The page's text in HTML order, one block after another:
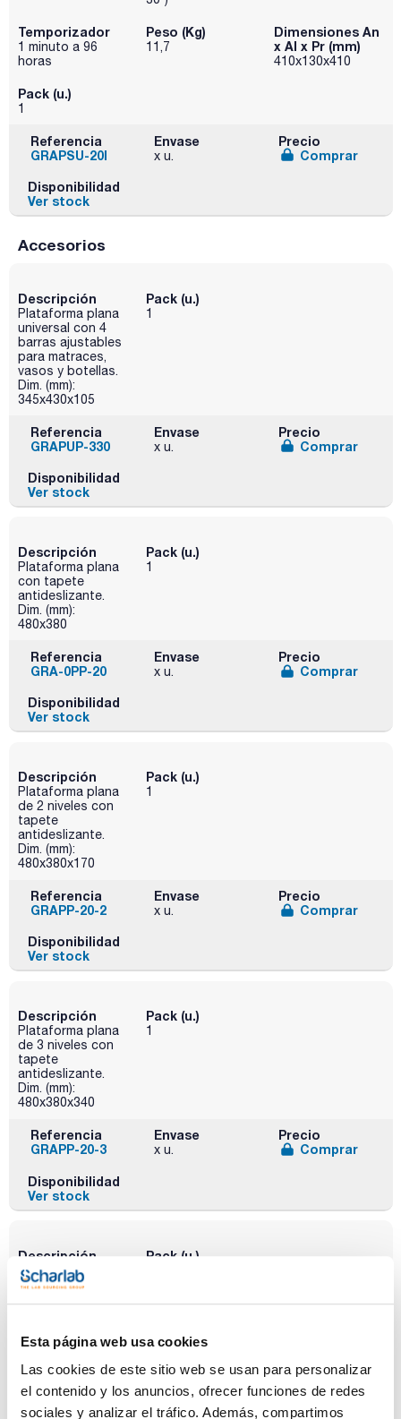
Esta página web usa cookies
Las cookies de este sitio web se usan para personalizar
el contenido y los anuncios, ofrecer funciones de redes
sociales y analizar el tráfico. Además, compartimos
Temporizador
1 minuto a 96
horas
Peso (Kg)
11,7
Dimensiones An
x Al x Pr (mm)
410x130x410
Pack (u.)
1
Referencia
GRAPSU-20I
Envase
x u.
Precio
Comprar
Disponibilidad
Ver stock
Accesorios
Descripción
Plataforma plana
universal con 4
barras ajustables
para matraces,
vasos y botellas.
Dim. (mm):
345x430x105
Pack (u.)
1
Referencia
GRAPUP-330
Envase
x u.
Precio
Comprar
Disponibilidad
Ver stock
Descripción
Plataforma plana
con tapete
antideslizante.
Dim. (mm):
480x380
Pack (u.)
1
Referencia
GRA-0PP-20
Envase
x u.
Precio
Comprar
Disponibilidad
Ver stock
Descripción
Plataforma plana
de 2 niveles con
tapete
antideslizante.
Dim. (mm):
480x380x170
Pack (u.)
1
Referencia
GRAPP-20-2
Envase
x u.
Precio
Comprar
Disponibilidad
Ver stock
Descripción
Plataforma plana
de 3 niveles con
tapete
antideslizante.
Dim. (mm):
480x380x340
Pack (u.)
1
Referencia
GRAPP-20-3
Envase
x u.
Precio
Comprar
Disponibilidad
Ver stock
Descripción
Plataforma plana
de 4 niveles con
480x380x510
Pack (u.)
Referencia
GRAPP-20-4
Envase
x u.
Precio
Comprar